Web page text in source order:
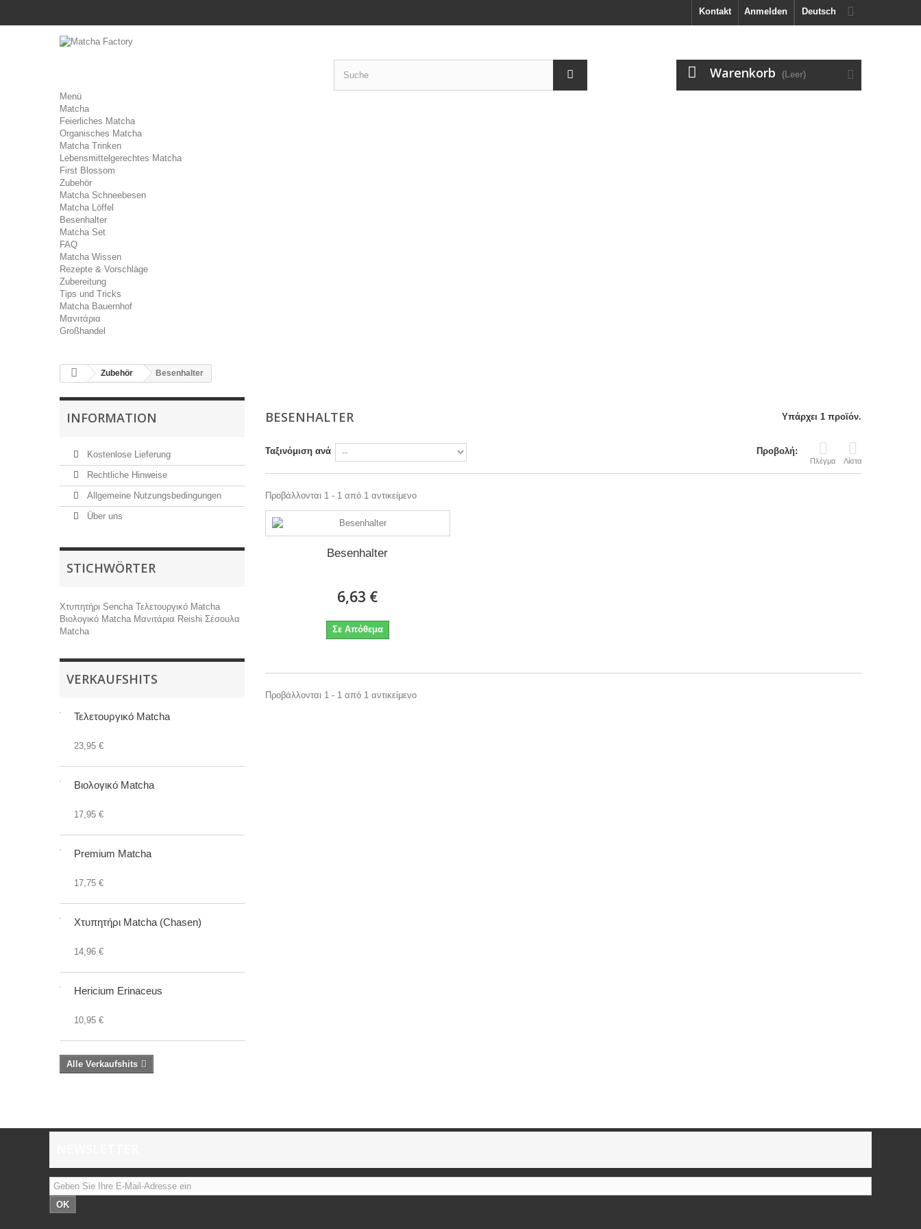
Deutsch
Anmelden
Kontakt
Warenkorb (Leer)
Menü
Matcha
Feierliches Matcha
Organisches Matcha
Matcha Trinken
Lebensmittelgerechtes Matcha
First Blossom
Zubehör
Matcha Schneebesen
Matcha Löffel
Besenhalter
Matcha Set
FAQ
Matcha Wissen
Rezepte & Vorschläge
Zubereitung
Tips und Tricks
Matcha Bauernhof
Μανιτάρια
Großhandel
Zubehör Besenhalter
INFORMATION
Kostenlose Lieferung
Rechtliche Hinweise
Allgemeine Nutzungsbedingungen
Über uns
STICHWÖRTER
Χτυπητήρι Sencha Τελετουργικό Matcha
Βιολογικό Matcha Μανιτάρια Reishi Σέσουλα
Matcha
VERKAUFSHITS
Τελετουργικό Matcha
23,95 €
Βιολογικό Matcha
17,95 €
Premium Matcha
17,75 €
Χτυπητήρι Matcha (Chasen)
14,96 €
Hericium Erinaceus
10,95 €
Alle Verkaufshits
BESENHALTER Υπάρχει 1 προϊόν.
Προβολή:
Πλέγμα Λίστα
Ταξινόμιση ανά
Προβάλλονται 1 - 1 από 1 αντικείμενο
Besenhalter
6,63 €
Σε Απόθεμα
Προβάλλονται 1 - 1 από 1 αντικείμενο
OK